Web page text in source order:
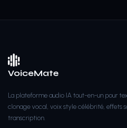
VoiceMate
La plateforme audio IA tout-en-un pour
clonage vocal, voix style célébrité, effets
transcription.